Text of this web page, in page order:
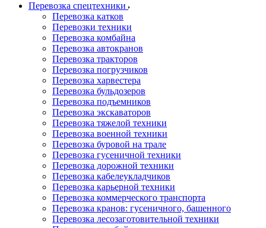
Перевозка спецтехники
Перевозка катков
Перевозки техники
Перевозка комбайна
Перевозка автокранов
Перевозка тракторов
Перевозка погрузчиков
Перевозка харвестера
Перевозка бульдозеров
Перевозка подъемников
Перевозка экскаваторов
Перевозка тяжелой техники
Перевозка военной техники
Перевозка буровой на трале
Перевозка гусеничной техники
Перевозка дорожной техники
Перевозка кабелеукладчиков
Перевозка карьерной техники
Перевозка коммерческого транспорта
Перевозка кранов: гусеничного, башенного
Перевозка лесозаготовительной техники